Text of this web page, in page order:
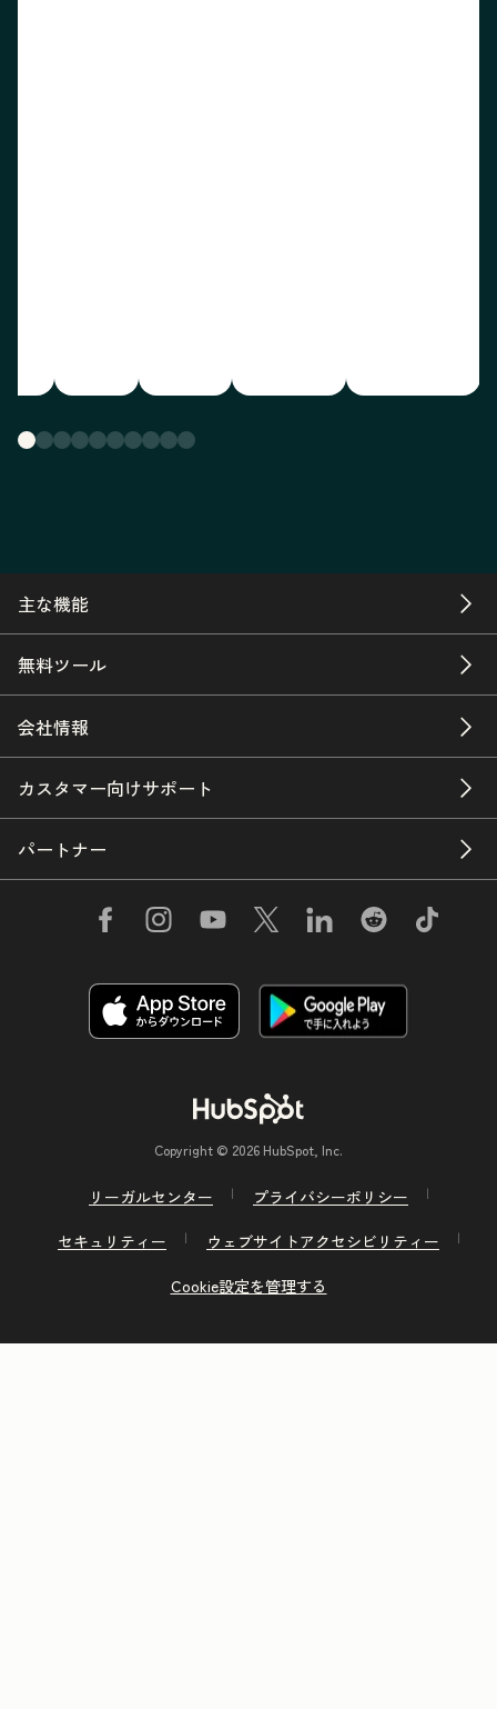
主な機能
無料ツール
会社情報
カスタマー向けサポート
パートナー
Copyright © 2026 HubSpot, Inc.
リーガルセンター
プライバシーポリシー
セキュリティー
ウェブサイトアクセシビリティー
Cookie設定を管理する